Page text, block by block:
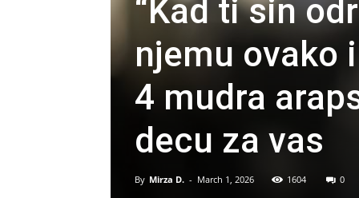
“Kad ti sin
njemu ovako
4 mudra
decu za vas
By Mirza D. - March 1, 2026 1604 0